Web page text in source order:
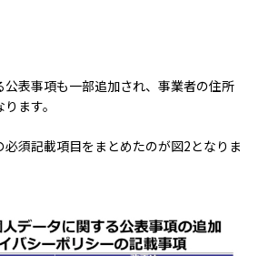
表事項も一部追加され、事業者の住所
ます。
須記載項目をまとめたのが図2となりま